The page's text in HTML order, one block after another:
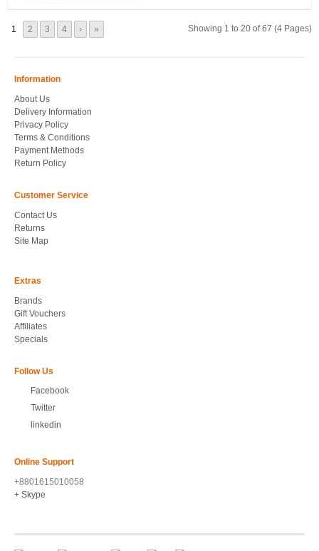
1 2 3 4 › » Showing 1 to 20 of 67 (4 Pages)
Information
About Us
Delivery Information
Privacy Policy
Terms & Conditions
Payment Methods
Return Policy
Customer Service
Contact Us
Returns
Site Map
Extras
Brands
Gift Vouchers
Affiliates
Specials
Follow Us
Facebook
Twitter
linkedin
Online Support
+8801615010058
+ Skype